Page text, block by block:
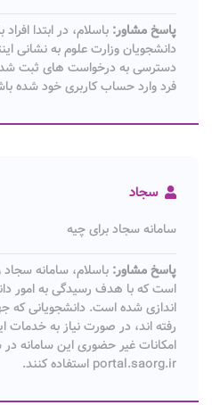
پاسخ مشاور: باسلام، در ابتدا
دسترسی به درخواست های ثبت
فرد وارد حساب کاربری خود شده
سجاد
سامانه سجاد برای چیه
پاسخ مشاور: باسلام، سامانه
است که با هدف رسیدگی به امور
اندازی شده است. دانشجویانی که
رفته اند، در صورت نیاز به خدمات
امکانات غیر حضوری این سامانه
portal.saorg.ir استفاده کنند.